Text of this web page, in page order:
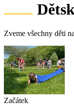
Zveme všechny děti
Začátek